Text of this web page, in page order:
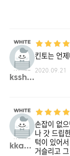
kssh**
킨토는 언
2020.09.21
kka03**
손잡이 없
나 갓 드립
턱이 있어
거슬리고